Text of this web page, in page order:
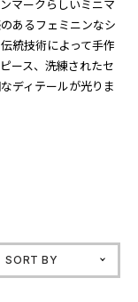
マークらしいミニマ
あるフェミニンなシ
統技術によって手作
ース、洗練されたセ
ディテールが光りま
SORT BY